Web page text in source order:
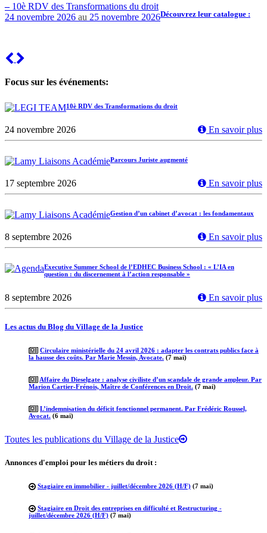
–10è RDV des Transformations du droit
24 novembre 2026 au 25 novembre 2026Découvrez leur catalogue :
Previous
Focus sur les événements:
10è RDV des Transformations du droit
24 novembre 2026 En savoir plus
Parcours Juriste augmenté
17 septembre 2026 En savoir plus
Gestion d’un cabinet d’avocat : les fondamentaux
8 septembre 2026 En savoir plus
Executive Summer School de l’EDHEC Business School : « L’IA en
question : du discernement à l’action responsable »
8 septembre 2026 En savoir plus
Les actus du Blog du Village de la Justice
Circulaire ministérielle du 24 avril 2026 : adapter les contrats publics face à
la hausse des coûts. Par Marie Messin, Avocate. (7 mai)
Affaire du Dieselgate : analyse civiliste d’un scandale de grande ampleur. Par
Marion Cartier-Frénois, Maître de Conférences en Droit. (7 mai)
L’indemnisation du déficit fonctionnel permanent. Par Frédéric Roussel,
Avocat. (6 mai)
Toutes les publications du Village de la Justice
Annonces d'emploi pour les métiers du droit :
Stagiaire en immobilier - juillet/décembre 2026 (H/F) (7 mai)
Stagiaire en Droit des entreprises en difficulté et Restructuring -
juillet/décembre 2026 (H/F) (7 mai)